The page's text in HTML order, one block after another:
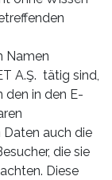
Namen
A.Ş. tätig sind,
den in den E-
auch die
die sie
Diese